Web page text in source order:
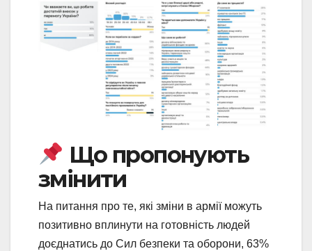
Що пропонують
змінити
На питання про те, які зміни в армії можуть
позитивно вплинути на готовність людей
доєднатись до Сил безпеки та оборони, 63%